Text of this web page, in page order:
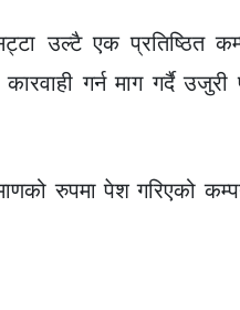
उल्टै एक प्रतिष्ठित
गर्न माग गर्दै उजुरी
रुपमा पेश गरिएको